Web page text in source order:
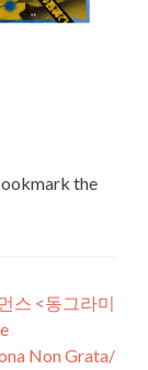
the
스 <동그라미
Non Grata/